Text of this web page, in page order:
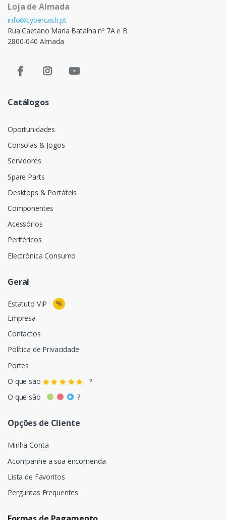
Loja de Almada
info@cybercash.pt
Rua Caetano Maria Batalha nº 7A e B
2800-040 Almada
Catálogos
Oportunidades
Consolas & Jogos
Servidores
Spare Parts
Desktops & Portáteis
Componentes
Acessórios
Periféricos
Electrónica Consumo
Geral
Estatuto VIP
%
Empresa
Contactos
Política de Privacidade
Portes
O que são
?
O que são
?
Opções de Cliente
Minha Conta
Acompanhe a sua encomenda
Lista de Favoritos
Perguntas Frequentes